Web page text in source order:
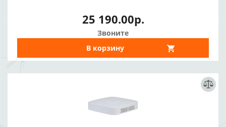
25 190.00р.
Звоните
В корзину